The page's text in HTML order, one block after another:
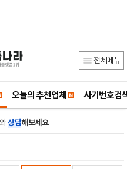
전체메뉴
오늘의 추천업체 사기번호검
상담해보세요